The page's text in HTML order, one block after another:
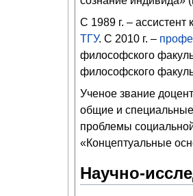
С 1989 г. –
ТГУ. С 2010 г. –
философского
философского
Ученое звание
общие и
проблемы
«Концептуальные
Научно-